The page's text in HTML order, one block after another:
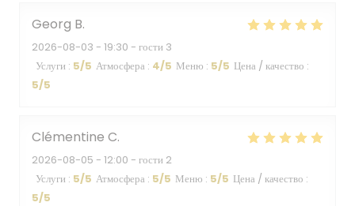
Georg B
2026-08-03 - 19:30 - гости 3
Услуги : 5/5 Атмосфера : 4/5 Меню : 5/5 Цена / качество :
5/5
Clémentine C
2026-08-05 - 12:00 - гости 2
Услуги : 5/5 Атмосфера : 5/5 Меню : 5/5 Цена / качество :
5/5